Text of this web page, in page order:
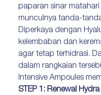
paparan sinar
munculnya tanda-
Diperkaya dengan
kelembaban dan
agar tetap terhidrasi.
dalam rangkaian
Intensive Ampoules
STEP 1: Renewal